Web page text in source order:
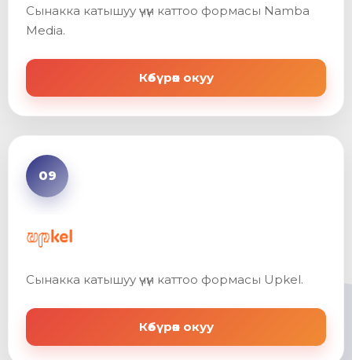
Сынакка катышуу үчүн каттоо формасы Namba
Media.
Көбүрөөк окуу
09
Сынакка катышуу үчүн каттоо формасы Upkel.
Көбүрөөк окуу